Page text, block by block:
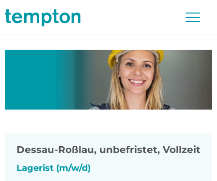
Dessau-Roßlau, unbefristet, Vollzeit
Lagerist (m/w/d)